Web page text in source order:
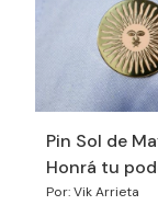
Pin Sol de
Honrá tu
Por: Vik Arrieta